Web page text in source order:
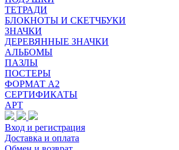
ТЕТРАДИ
БЛОКНОТЫ И СКЕТЧБУКИ
ЗНАЧКИ
ДЕРЕВЯННЫЕ ЗНАЧКИ
АЛЬБОМЫ
ПАЗЛЫ
ПОСТЕРЫ
ФОРМАТ А2
СЕРТИФИКАТЫ
АРТ
Вход и регистрация
Доставка и оплата